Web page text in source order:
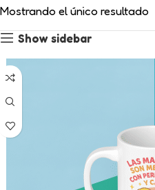
Mostrando el único resultado
Show sidebar